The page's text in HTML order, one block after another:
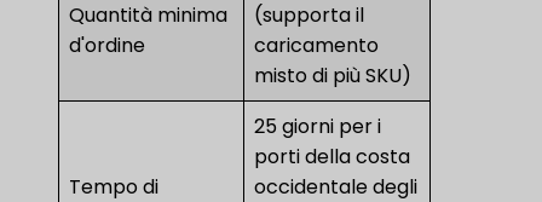
Quantità minima
d'ordine
(supporta il
caricamento
misto di più SKU)
Tempo di
25 giorni per i
porti della costa
occidentale degli